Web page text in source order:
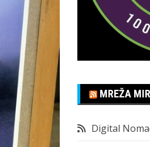
MREŽA
Digital